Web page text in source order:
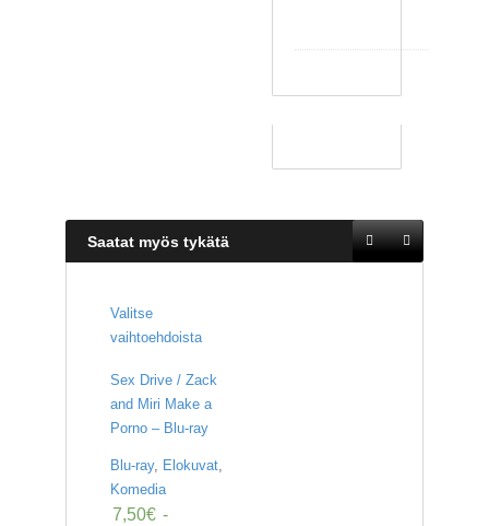
Saatat myös tykätä
Valitse
vaihtoehdoista
Sex Drive / Zack
and Miri Make a
Porno – Blu-ray
Blu-ray, Elokuvat,
Komedia
7,50€ -